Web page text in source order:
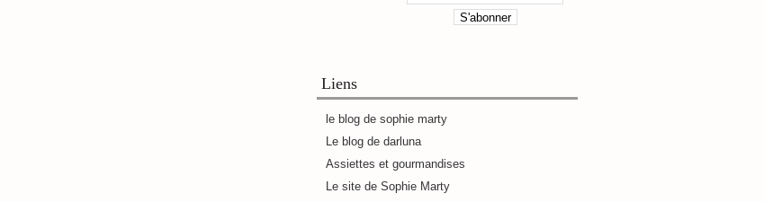
Liens
le blog de sophie marty
Le blog de darluna
Assiettes et gourmandises
Le site de Sophie Marty